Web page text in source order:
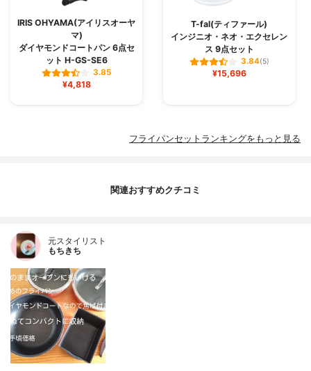
IRIS OHYAMA(アイリスオーヤ
マ)
ダイヤモンドコートパン 6点セ
ット H-GS-SE6
3.85
¥4,818
T-fal(ティファール)
インジニオ・ネオ・エクセレン
ス 9点セット
3.84(5)
¥15,696
フライパンセットランキングをもっと見る
関連おすすめクチコミ
元スタイリスト
もちきち